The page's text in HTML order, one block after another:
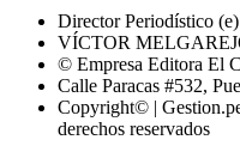
Director Periodístico (e)
VÍCTOR
© Empresa Editora El
Calle Paracas #532,
Copyright© |
derechos reservados